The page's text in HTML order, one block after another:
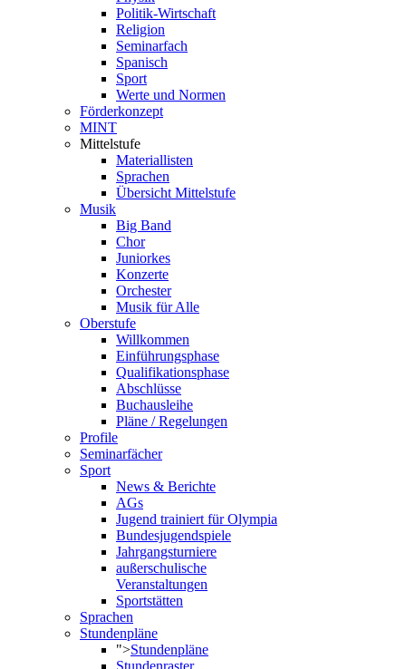
Politik-Wirtschaft
Religion
Seminarfach
Spanisch
Sport
Werte und Normen
Förderkonzept
MINT
Mittelstufe
Materiallisten
Sprachen
Übersicht Mittelstufe
Musik
Big Band
Chor
Juniorkes
Konzerte
Orchester
Musik für Alle
Oberstufe
Willkommen
Einführungsphase
Qualifikationsphase
Abschlüsse
Buchausleihe
Pläne / Regelungen
Profile
Seminarfächer
Sport
News & Berichte
AGs
Jugend trainiert für Olympia
Bundesjugendspiele
Jahrgangsturniere
außerschulische
Veranstaltungen
Sportstätten
Sprachen
Stundenpläne
">Stundenpläne
Stundenraster